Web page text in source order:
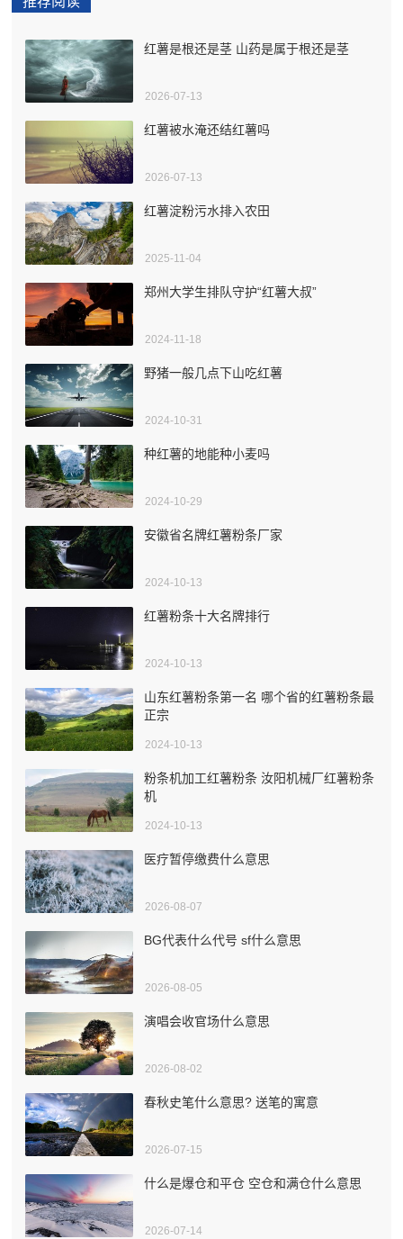
红薯是根还是茎 山药是属于根还是茎
2026-07-13
红薯被水淹还结红薯吗
2026-07-13
红薯淀粉污水排入农田
2025-11-04
郑州大学生排队守护“红薯大叔”
2024-11-18
野猪一般几点下山吃红薯
2024-10-31
种红薯的地能种小麦吗
2024-10-29
安徽省名牌红薯粉条厂家
2024-10-13
红薯粉条十大名牌排行
2024-10-13
山东红薯粉条第一名 哪个省的红薯粉条最
正宗
2024-10-13
粉条机加工红薯粉条 汝阳机械厂红薯粉条
机
2024-10-13
医疗暂停缴费什么意思
2026-08-07
BG代表什么代号 sf什么意思
2026-08-05
演唱会收官场什么意思
2026-08-02
春秋史笔什么意思? 送笔的寓意
2026-07-15
什么是爆仓和平仓 空仓和满仓什么意思
2026-07-14